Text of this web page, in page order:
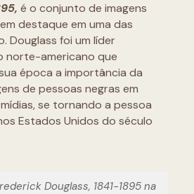
é o conjunto de imagens
destaque em uma das
Douglass foi um líder
norte-americano que
época a importância da
de pessoas negras em
se tornando a pessoa
Estados Unidos do século
Douglass, 1841-1895 na